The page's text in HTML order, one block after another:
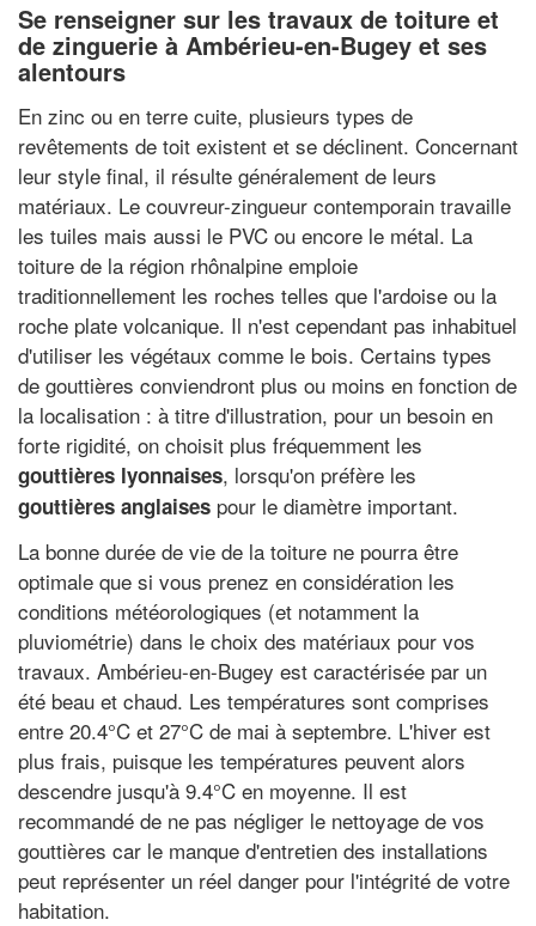
Se renseigner sur les travaux de toiture et
de zinguerie à Ambérieu-en-Bugey et ses
alentours
En zinc ou en terre cuite, plusieurs types de
revêtements de toit existent et se déclinent. Concernant
leur style final, il résulte généralement de leurs
matériaux. Le couvreur-zingueur contemporain travaille
les tuiles mais aussi le PVC ou encore le métal. La
toiture de la région rhônalpine emploie
traditionnellement les roches telles que l'ardoise ou la
roche plate volcanique. Il n'est cependant pas inhabituel
d'utiliser les végétaux comme le bois. Certains types
de gouttières conviendront plus ou moins en fonction de
la localisation : à titre d'illustration, pour un besoin en
forte rigidité, on choisit plus fréquemment les
gouttières lyonnaises, lorsqu'on préfère les
gouttières anglaises pour le diamètre important.
La bonne durée de vie de la toiture ne pourra être
optimale que si vous prenez en considération les
conditions météorologiques (et notamment la
pluviométrie) dans le choix des matériaux pour vos
travaux. Ambérieu-en-Bugey est caractérisée par un
été beau et chaud. Les températures sont comprises
entre 20.4°C et 27°C de mai à septembre. L'hiver est
plus frais, puisque les températures peuvent alors
descendre jusqu'à 9.4°C en moyenne. Il est
recommandé de ne pas négliger le nettoyage de vos
gouttières car le manque d'entretien des installations
peut représenter un réel danger pour l'intégrité de votre
habitation.